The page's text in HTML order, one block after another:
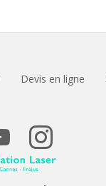
Devis en ligne